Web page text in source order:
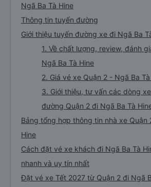
Ngã Ba Tà Hine
Thông tin tuyến đường
Giới thiệu tuyến đường xe đi Ngã Ba
1. Về chất lượng, review, đánh
Ngã Ba Tà Hine
2. Giá vé xe Quận 2 - Ngã Ba
3. Giới thiệu, tư vấn các dòng
đường Quận 2 đi Ngã Ba Tà
Bảng tổng hợp thông tin nhà xe Quận
Hine
Cách đặt vé xe khách đi Ngã Ba Tà
nhanh và uy tín nhất
Đặt vé xe Tết 2027 từ Quận 2 đi Ngã